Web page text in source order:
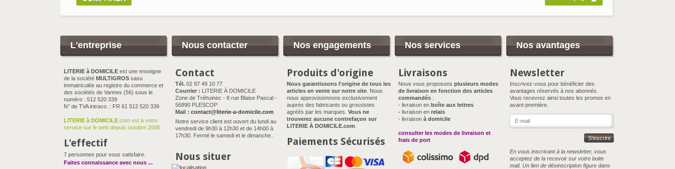
L'entreprise
LITERIE à DOMICILE est une enseigne
de la société MULTIGROS sasu
immatriculée au registre du commerce et
des sociétés de Vannes (56) sous le
numéro : 512 520 339
N° de TVA intraco. : FR 61 512 520 339
LITERIE à DOMICILE .com est à votre
service sur le web depuis octobre 2008.
L'effectif
7 personnes pour vous satisfaire.
Faites connaissance avec nous ...
Nous contacter
Contact
Tél. 02 97 49 10 77
Courrier : LITERIE À DOMICILE
Zone de Tréhuinec - 8 rue Blaise Pascal -
56890 PLESCOP
Mail : contact@literie-a-domicile.com
Notre service client est ouvert du lundi au
vendredi de 9h30 à 12h30 et de 14h00 à
17h30. Fermé le samedi et le dimanche..
Nous situer
Nos engagements
Produits d'origine
Nous garantissons l'origine de tous les
articles en vente sur notre site . Nous
nous approvisionnons exclusivement
auprès des fabricants ou grossistes
agréés par les marques. Vous ne
trouverez aucune contrefaçon sur
LITERIE À DOMICILE.com
Paiements Sécurisés
Nos services
Livraisons
Nous vous proposons plusieurs modes
de livraison en fonction des articles
commandés :
- livraison en boîte aux lettres
- livraison en relais
- livraison à domicile
consulter les modes de livraison et
frais de port
Nos avantages
Newsletter
Inscrivez-vous pour bénéficier des
avantages réservés à nos abonnés.
Vous recevrez ainsi toutes les promos en
avant-première.
S'inscrire
En vous inscrivant à la newsletter, vous
acceptez de la recevoir sur votre boite
mail. Un lien de désinscription figure dans